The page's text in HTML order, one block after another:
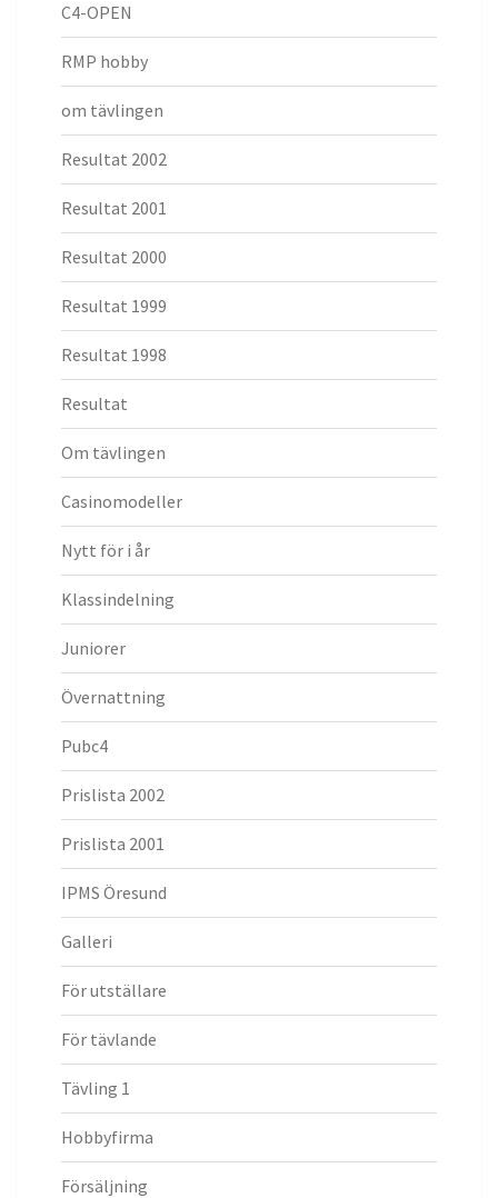
C4-OPEN
RMP hobby
om tävlingen
Resultat 2002
Resultat 2001
Resultat 2000
Resultat 1999
Resultat 1998
Resultat
Om tävlingen
Casinomodeller
Nytt för i år
Klassindelning
Juniorer
Övernattning
Pubc4
Prislista 2002
Prislista 2001
IPMS Öresund
Galleri
För utställare
För tävlande
Tävling 1
Hobbyfirma
Försäljning